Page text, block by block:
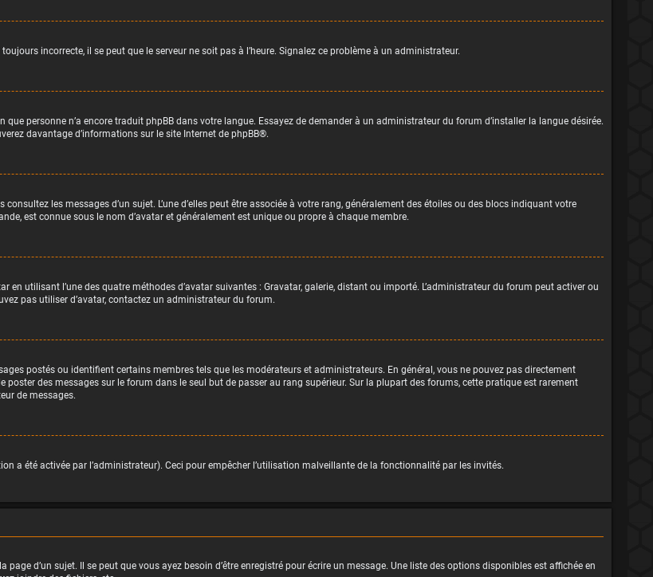
incorrecte, il se peut que le serveur ne soit pas à l’heure. Signalez ce problème à un administrateur.
personne n’a encore traduit phpBB dans votre langue. Essayez de demander à un administrateur du forum d’installer la langue désirée.
davantage d’informations sur le site Internet de phpBB®.
les messages d’un sujet. L’une d’elles peut être associée à votre rang, généralement des étoiles ou des blocs indiquant votre
est connue sous le nom d’avatar et généralement est unique ou propre à chaque membre.
en utilisant l’une des quatre méthodes d’avatar suivantes : Gravatar, galerie, distant ou importé. L’administrateur du forum peut activer ou
pas utiliser d’avatar, contactez un administrateur du forum.
postés ou identifient certains membres tels que les modérateurs et administrateurs. En général, vous ne pouvez pas directement
des messages sur le forum dans le seul but de passer au rang supérieur. Sur la plupart des forums, cette pratique est rarement
de messages.
a été activée par l’administrateur). Ceci pour empêcher l’utilisation malveillante de la fonctionnalité par les invités.
d’un sujet. Il se peut que vous ayez besoin d’être enregistré pour écrire un message. Une liste des options disponibles est affichée en